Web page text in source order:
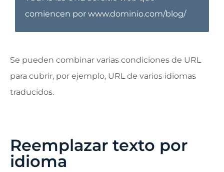
comiencen por www.dominio.com/blog/
Se pueden combinar varias condiciones de URL
para cubrir, por ejemplo, URL de varios idiomas
traducidos.
Reemplazar texto por
idioma